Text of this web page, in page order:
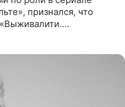
признался, что